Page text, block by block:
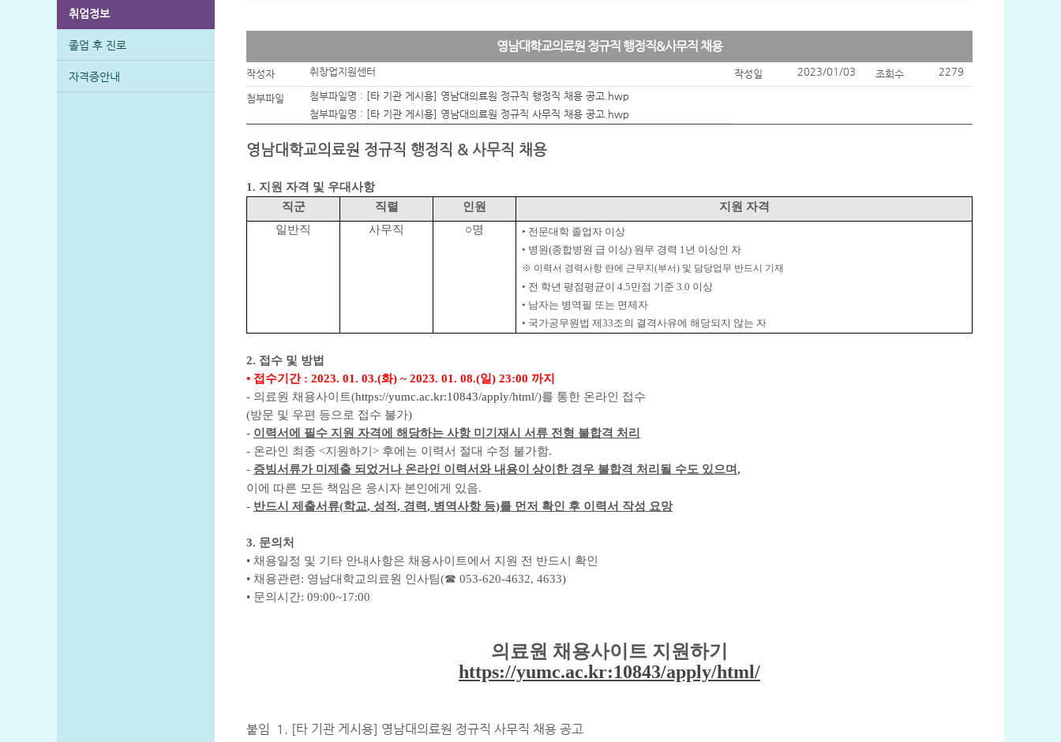
취업정보
졸업 후 진로
자격증안내
영남대학교의료원 정규직 행정직&사무직 채용
작성자 취창업지원센터 작성일 2023/01/03 조회수 2279
첨부파일 첨부파일명 : [타 기관 게시용] 영남대의료원 정규직 행정직 채용 공고.hwp
첨부파일명 : [타 기관 게시용] 영남대의료원 정규직 사무직 채용 공고.hwp
영남대학교의료원 정규직 행정직 & 사무직 채용
1. 지원 자격 및 우대사항
직군
직렬 인원
지원 자격
일반직
사무직 ○명 • 전문대학 졸업자 이상
• 병원(종합병원 급 이상) 원무 경력 1년 이상인 자
※ 이력서 경력사항 란에 근무지 (부서) 및 담당업무 반드시 기재
• 전 학년 평점평균이 4.5만점 기준 3.0 이상
• 남자는 병역필 또는 면제자
• 국가공무원법 제33조의 결격사유에 해당되지 않는 자
2. 접수 및 방법
• 접수기간 : 2023. 01. 03.(화) ~ 2023. 01. 08.(일) 23:00 까지
- 의료원 채용사이트(https://yumc.ac.kr:10843/apply/html/)를 통한 온라인 접수
(방문 및 우편 등으로 접수 불가)
- 이력서에 필수 지원 자격에 해당하는 사항 미기재시 서류 전형 불합격 처리
- 온라인 최종 <지원하기 > 후에는 이력서 절대 수정 불가함.
- 증빙서류가 미제출 되었거나 온라인 이력서와 내용이 상이한 경우 불합격 처리될 수도 있으며,
이에 따른 모든 책임은 응시자 본인에게 있음.
- 반드시 제출서류(학교, 성적, 경력, 병역사항 등)를 먼저 확인 후 이력서 작성 요망
3. 문의처
• 채용일정 및 기타 안내사항은 채용사이트에서 지원 전 반드시 확인
• 채용관련 : 영남대학교의료원 인사팀(☎ 053-620-4632, 4633)
• 문의시간: 09:00~17:00
의료원 채용사이트 지원하기
https://yumc.ac.kr:10843/apply/html/
붙임 1. [타 기관 게시용] 영남대의료원 정규직 사무직 채용 공고